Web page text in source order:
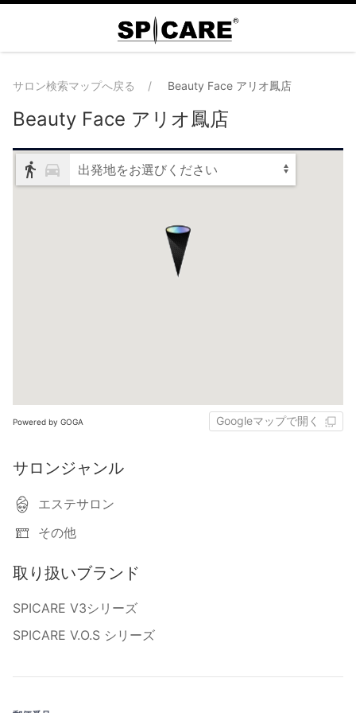
サロン検索マップへ戻る Beauty Face アリオ鳳店
Beauty Face アリオ鳳店
出発地をお選びください
Powered by GOGA Googleマップで開く
サロンジャンル
エステサロン
その他
取り扱いブランド
SPICARE V3シリーズ
SPICARE V.O.S シリーズ